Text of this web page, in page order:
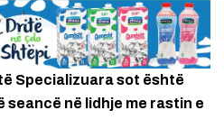
Specializuara sot është
seancë në lidhje me rastin e